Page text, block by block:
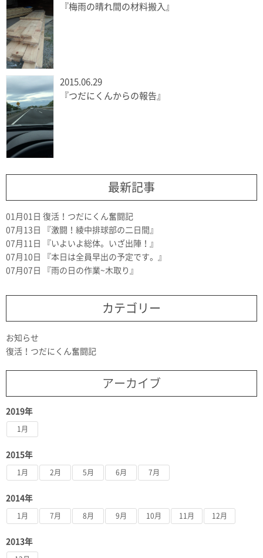
『梅雨の晴れ間の材料搬入』
2015.06.29
『つだにくんからの報告』
最新記事
01月01日 復活！つだにくん奮闘記
07月13日
『激闘！綾中排球部の二日間』
07月11日
『いよいよ総体。いざ出陣！』
07月10日
『本日は全員早出の予定です。』
07月07日
『雨の日の作業~木取り』
カテゴリー
お知らせ
復活！つだにくん奮闘記
アーカイブ
2019年
1月
2015年
1月 2月 5月 6月 7月
2014年
1月 7月 8月 9月 10月 11月 12月
2013年